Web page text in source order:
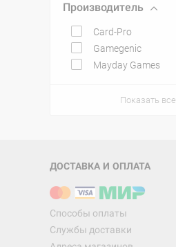
Производитель
Card-Pro
Gamegenic
Mayday Games
Показать все
ДОСТАВКА И ОПЛАТА
Способы оплаты
Службы доставки